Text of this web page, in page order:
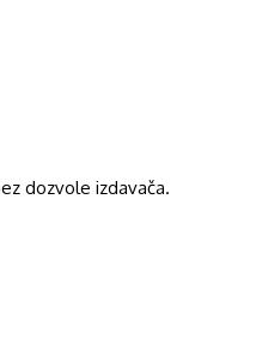
dozvole izdavača.